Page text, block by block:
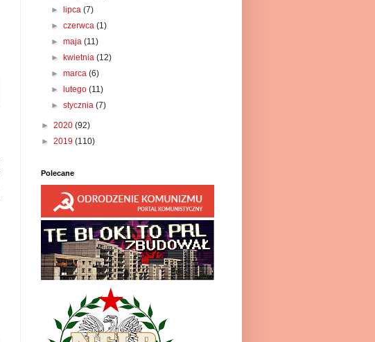
►lipca(7)
►czerwca(1)
►maja(11)
►kwietnia(12)
►marca(6)
►lutego(11)
►stycznia(7)
► 2020 (92)
► 2019 (110)
Polecane